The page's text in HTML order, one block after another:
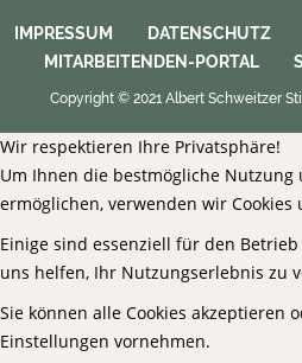
Copyright © 2021 Albert Schweitzer
IMPRESSUM DATENSCHUTZ
MITARBEITENDEN-PORTAL
Wir respektieren Ihre Privatsphäre!
Um Ihnen die bestmögliche Nutzung
ermöglichen, verwenden wir
Einige sind essenziell für den
uns helfen, Ihr Nutzungserlebnis zu
Sie können alle Cookies akzeptieren
Einstellungen vornehmen.